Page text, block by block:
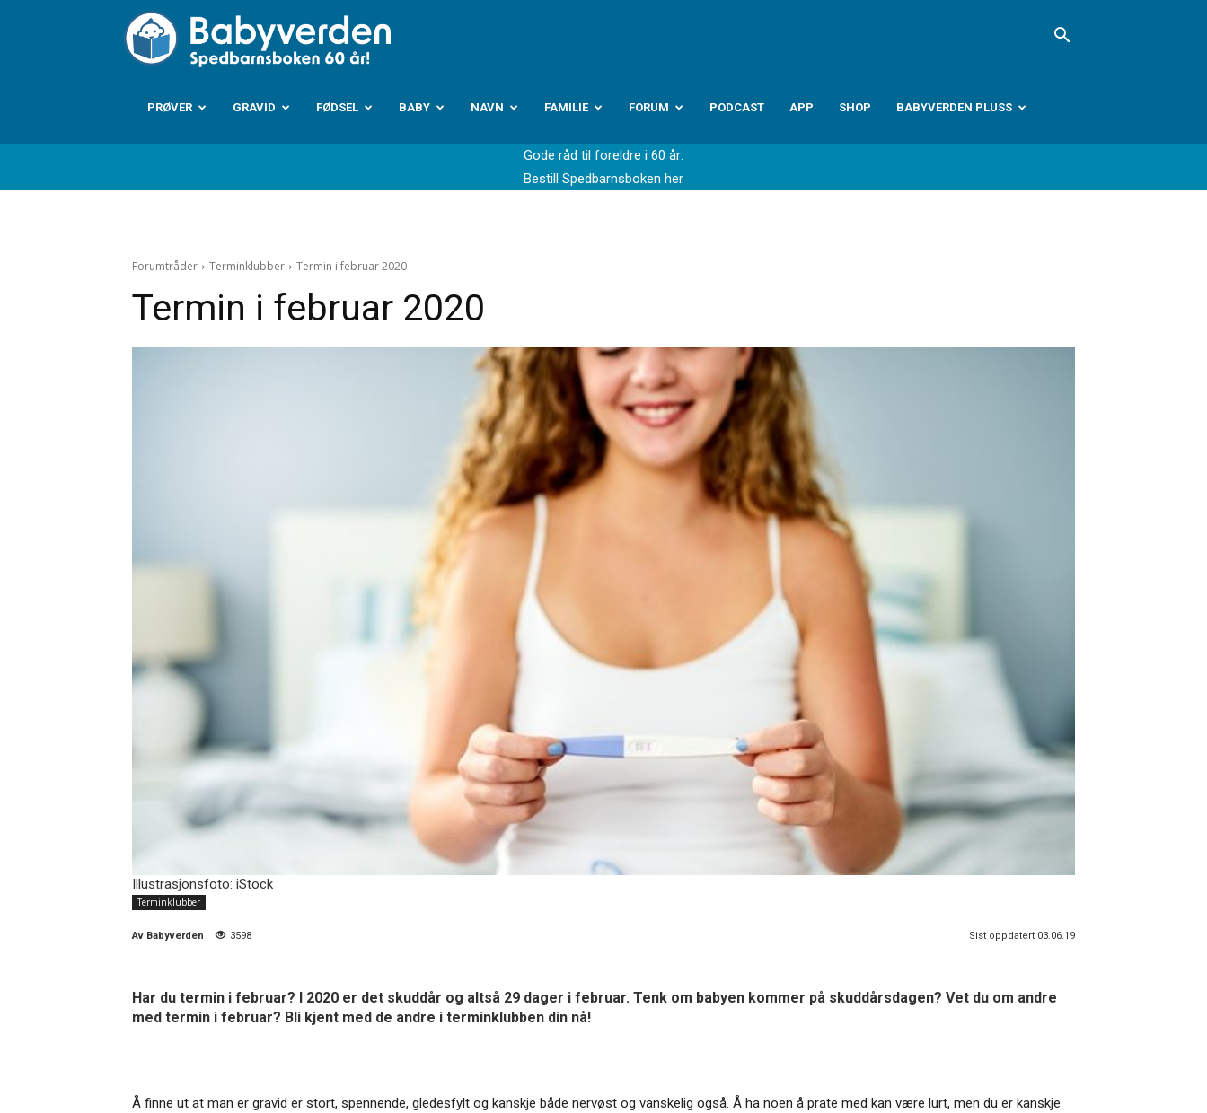
Babyverden.no
PRØVER GRAVID FØDSEL BABY NAVN FAMILIE FORUM PODCAST APP SHOP BABYVERDEN PLUSS
Gode råd til foreldre i 60 år:
Bestill Spedbarnsboken her
Forumtråder Terminklubber Termin i februar 2020
Termin i februar 2020
Illustrasjonsfoto: iStock
Terminklubber
Av Babyverden 3598 Sist oppdatert 03.06.19
Har du termin i februar? I 2020 er det skuddår og altså 29 dager i februar. Tenk om babyen kommer på skuddårsdagen? Vet du om andre
med termin i februar? Bli kjent med de andre i terminklubben din nå!
Å finne ut at man er gravid er stort, spennende, gledesfylt og kanskje både nervøst og vanskelig også. Å ha noen å prate med kan være lurt, men du er kanskje